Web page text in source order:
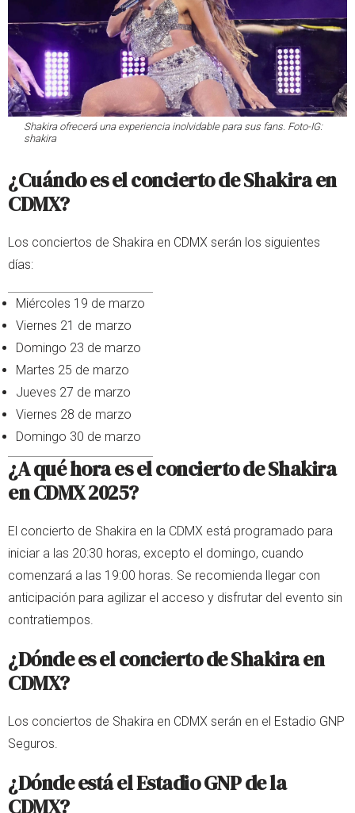
Shakira ofrecerá una experiencia inolvidable para sus fans. Foto-IG:
shakira
¿Cuándo es el concierto de Shakira en
CDMX?
Los conciertos de Shakira en CDMX serán los siguientes
días:
Miércoles 19 de marzo
Viernes 21 de marzo
Domingo 23 de marzo
Martes 25 de marzo
Jueves 27 de marzo
Viernes 28 de marzo
Domingo 30 de marzo
¿A qué hora es el concierto de Shakira
en CDMX 2025?
El concierto de Shakira en la CDMX está programado para
iniciar a las 20:30 horas, excepto el domingo, cuando
comenzará a las 19:00 horas. Se recomienda llegar con
anticipación para agilizar el acceso y disfrutar del evento sin
contratiempos.
¿Dónde es el concierto de Shakira en
CDMX?
Los conciertos de Shakira en CDMX serán en el Estadio GNP
Seguros.
¿Dónde está el Estadio GNP de la
CDMX?